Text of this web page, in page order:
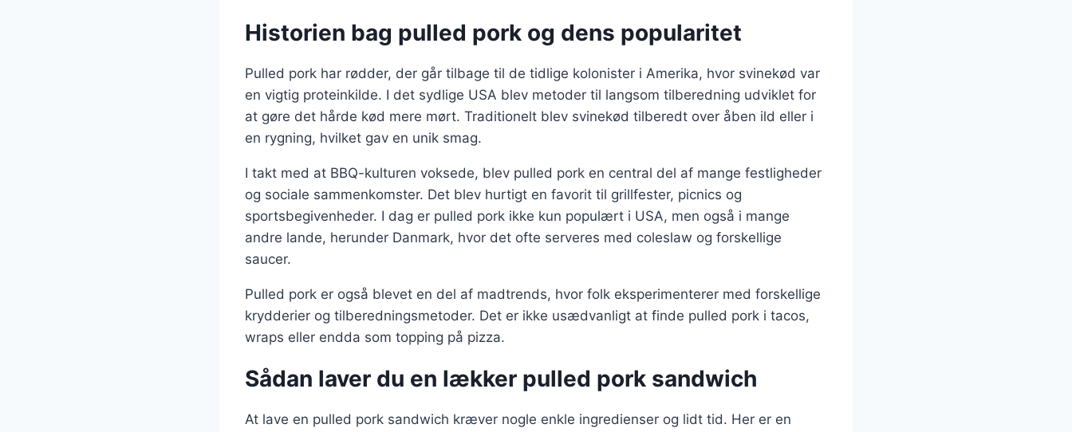
Historien bag pulled pork og dens popularitet
Pulled pork har rødder, der går tilbage til de tidlige kolonister i Amerika, hvor svinekød var
en vigtig proteinkilde. I det sydlige USA blev metoder til langsom tilberedning udviklet for
at gøre det hårde kød mere mørt. Traditionelt blev svinekød tilberedt over åben ild eller i
en rygning, hvilket gav en unik smag.
I takt med at BBQ-kulturen voksede, blev pulled pork en central del af mange festligheder
og sociale sammenkomster. Det blev hurtigt en favorit til grillfester, picnics og
sportsbegivenheder. I dag er pulled pork ikke kun populært i USA, men også i mange
andre lande, herunder Danmark, hvor det ofte serveres med coleslaw og forskellige
saucer.
Pulled pork er også blevet en del af madtrends, hvor folk eksperimenterer med forskellige
krydderier og tilberedningsmetoder. Det er ikke usædvanligt at finde pulled pork i tacos,
wraps eller endda som topping på pizza.
Sådan laver du en lækker pulled pork sandwich
At lave en pulled pork sandwich kræver nogle enkle ingredienser og lidt tid. Her er en